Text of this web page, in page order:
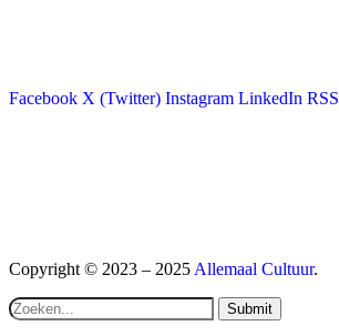
Facebook X (Twitter) Instagram LinkedIn RSS
Copyright © 2023 – 2025 Allemaal Cultuur.
Submit